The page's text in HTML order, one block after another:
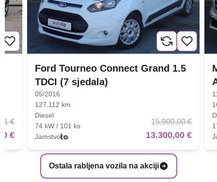
Ostala rabljena vozila na akciji
€
€
Ford Tourneo Connect Grand 1.5
TDCI (7 sjedala)
05/2016
127.112 km
Diesel
74 kW / 101 ks
Jamstvo
15.900,00 €
13.300,00 €